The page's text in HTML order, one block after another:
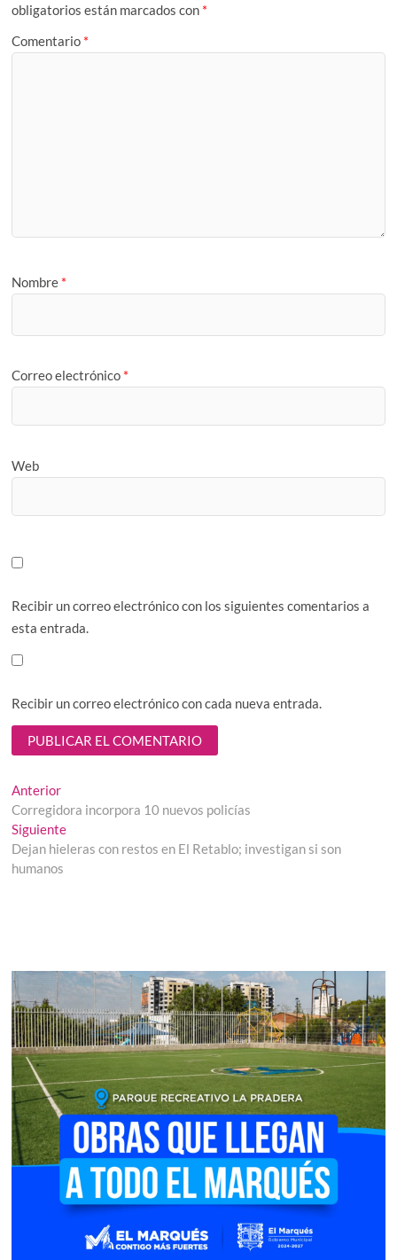
obligatorios están marcados con *
Comentario *
Nombre *
Correo electrónico *
Web
Recibir un correo electrónico con los siguientes comentarios a
esta entrada.
Recibir un correo electrónico con cada nueva entrada.
Navegación
de
entradas
AnteriorEntrada
anterior:
Corregidora incorpora 10 nuevos policías
SiguienteEntrada
siguiente:
Dejan hieleras con restos en El Retablo; investigan si son
humanos